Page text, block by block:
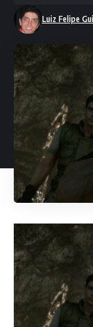
Luiz Felipe